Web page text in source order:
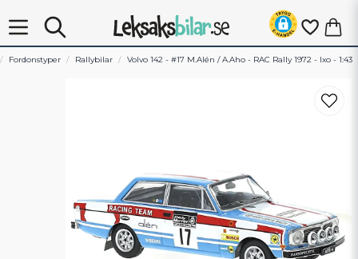
Fordonstyper Rallybilar Volvo 142 - #17 M.Alén / A.Aho - RAC Rally 1972 - Ixo - 1:43